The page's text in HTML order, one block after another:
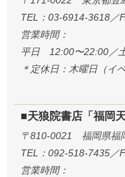
TEL：03-6914-3618／
営業時間：
平日 12:00〜22:00／
＊定休日：木曜日（イ
■天狼院書店「福岡天
〒810-0021 福岡県福
TEL：092-518-7435／
営業時間：